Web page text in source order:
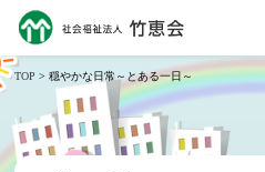
TOP > 穏やかな日常～とある一日～